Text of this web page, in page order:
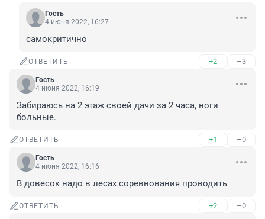
Гость
4 июня 2022, 16:27
самокритично
ОТВЕТИТЬ +2 –3
Гость
4 июня 2022, 16:19
Забираюсь на 2 этаж своей дачи за 2 часа, ноги
больные.
ОТВЕТИТЬ +1 –0
Гость
4 июня 2022, 16:16
В довесок надо в лесах соревнования проводить
ОТВЕТИТЬ +2 –0